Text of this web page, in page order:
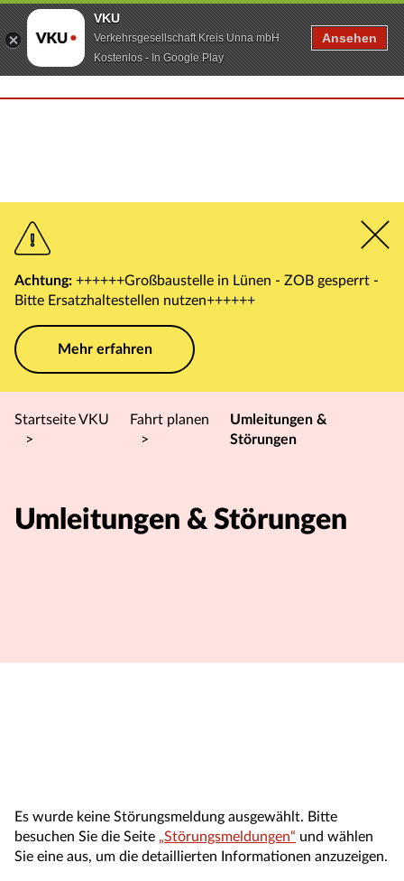
Achtung: ++++++Großbaustelle in Lünen - ZOB gesperrt -
Bitte Ersatzhaltestellen nutzen++++++
Mehr erfahren
Startseite VKU
>
Fahrt planen
>
Umleitungen &
Störungen
Umleitungen & Störungen
Es wurde keine Störungsmeldung ausgewählt. Bitte
besuchen Sie die Seite „Störungsmeldungen“ und wählen
Sie eine aus, um die detaillierten Informationen anzuzeigen.
VKU
Verkehrsgesellschaft Kreis Unna mbH
Kostenlos - In Google Play
Ansehen